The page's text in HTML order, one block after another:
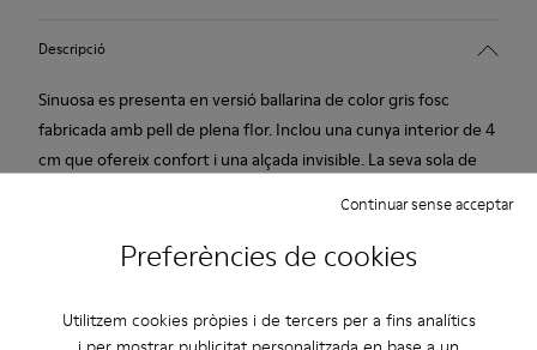
Preferències de cookies
Utilitzem cookies pròpies i de tercers per a fins analítics
Continuar sense acceptar
Descripció
Sinuosa es presenta en versió ballarina de color gris fosc
fabricada amb pell de plena flor. Inclou una cunya interior de 4
cm que ofereix confort i una alçada invisible. La seva sola de
Cura Del Producte